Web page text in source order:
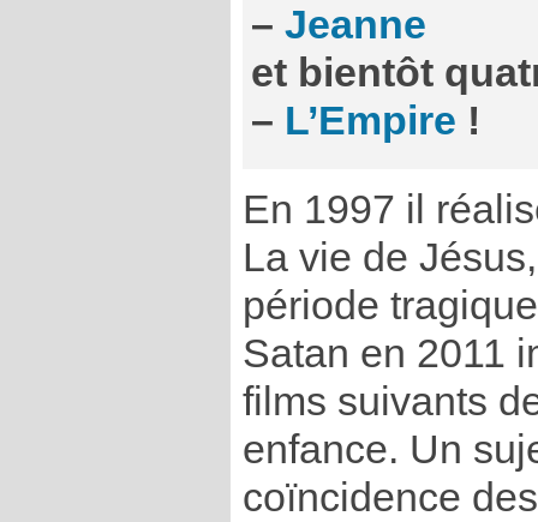
– Jeanne
et bientôt
– L’Empire !
En 1997 il
La vie de
période
Satan en 2011
films suivants
enfance. Un
coïncidence